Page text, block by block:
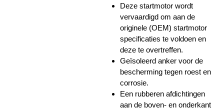
Deze startmotor wordt
vervaardigd om aan de
originele (OEM) startmotor
specificaties te voldoen en
deze te overtreffen.
Geïsoleerd anker voor de
bescherming tegen roest en
corrosie.
Een rubberen afdichtingen
aan de boven- en onderkant